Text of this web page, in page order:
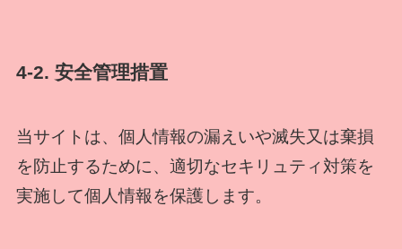
4-2. 安全管理措置
当サイトは、個人情報の漏えいや滅失又は棄損
を防止するために、適切なセキリュティ対策を
実施して個人情報を保護します。